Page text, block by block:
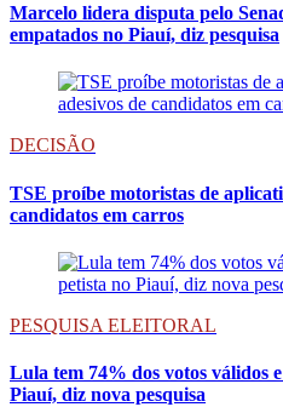
Marcelo lidera disputa pelo
empatados no Piauí, diz pesquisa
DECISÃO
TSE proíbe motoristas de
candidatos em carros
PESQUISA ELEITORAL
Lula tem 74% dos votos válidos
Piauí, diz nova pesquisa